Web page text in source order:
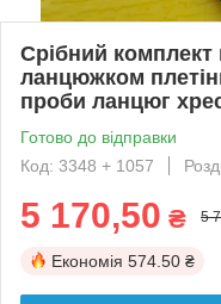
Срібний комплект
ланцюжком
проби ланцюг
Готово до відправки
Код: 3348 + 1057
5 170,50 ₴ 5
Економія 574.50 ₴